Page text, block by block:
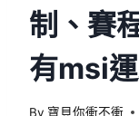
制、賽
有msi
By 寶貝你衝不衝